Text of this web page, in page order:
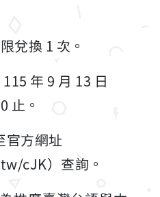
兌換 1 次。
年 9 月 13 日
止。
官方網址
cJK）查詢。